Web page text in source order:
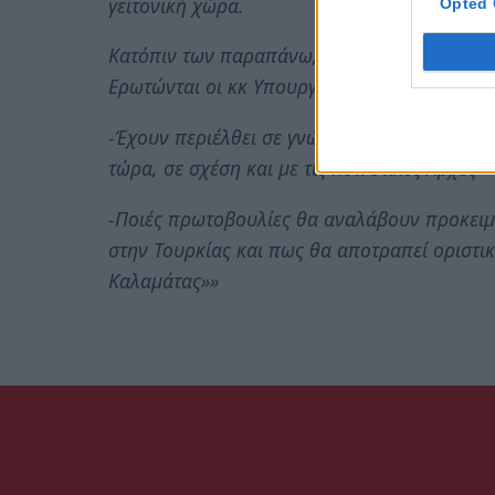
Κατόπιν των παραπάνω,
Ερωτώνται οι κκ Υπουργοί:
-Έχουν περιέλθει σε γνώση τους οι
τώρα, σε σχέση και με τις Κοινοτικές Αρχές
-Ποιές πρωτοβουλίες θα αναλάβουν
στην Τουρκίας και πως θα αποτραπεί
Καλαμάτας»»